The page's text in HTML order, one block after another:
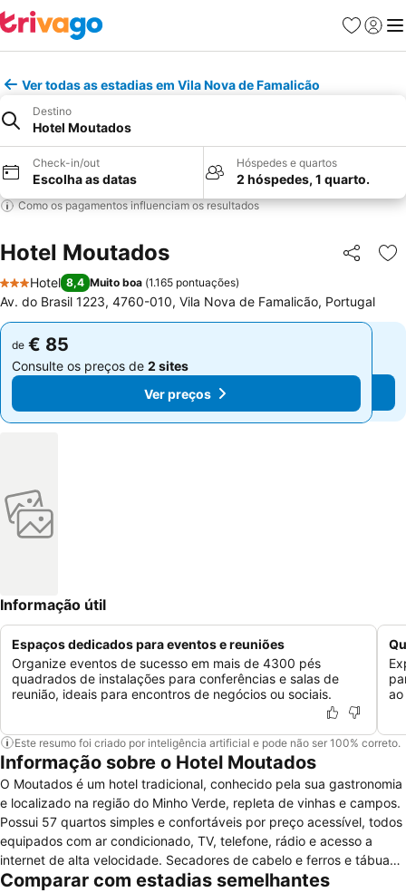
Favoritos
Iniciar
Ver todas as estadias em Vila Nova de Famalicão
Destino
Hotel Moutados
Check-in/out
Escolha as datas
Hóspedes e quartos
2 hóspedes, 1 quarto.
Como os pagamentos influenciam os resultados
Hotel Moutados Partilhar
3 Estrelas
Hotel 8,4 Muito boa (1.165 pontuações)
Av. do Brasil 1223, 4760-010, Vila Nova de Famalicão, Portugal
de € 85
Consulte os preços de 2 sites
Ver preços
de € 85
Consulte os preços de 2 sites
Ver preços
Informação útil
Espaços dedicados para eventos e reuniões
Organize eventos de sucesso em mais de 4300 pés
quadrados de instalações para conferências e salas de
reunião, ideais para encontros de negócios ou sociais.
Este resumo foi criado por inteligência artificial e pode não ser 100% correto.
Informação sobre o Hotel Moutados
O Moutados é um hotel tradicional, conhecido pela sua gastronomia
e localizado na região do Minho Verde, repleta de vinhas e campos.
Possui 57 quartos simples e confortáveis por preço acessível, todos
equipados com ar condicionado, TV, telefone, rádio e acesso a
internet de alta velocidade. Secadores de cabelo e ferros e tábuas
de passar roupas estão disponíveis mediante solicitação. Para o
Comparar com estadias semelhantes